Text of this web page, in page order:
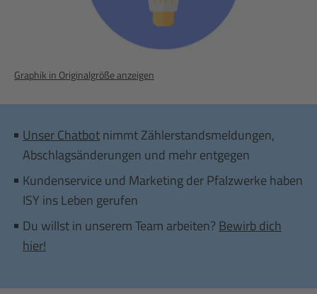
Graphik in Originalgröße anzeigen
Unser Chatbotnimmt Zählerstandsmeldungen,
Abschlagsänderungen und mehr entgegen
Kundenservice und Marketing der Pfalzwerke haben
ISY ins Leben gerufen
Du willst in unserem Team arbeiten? Bewirb dich
hier!